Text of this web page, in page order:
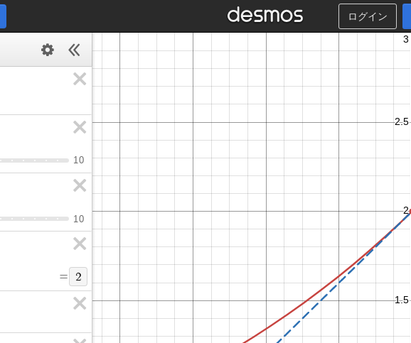
ログイン
10
1 0
= 2